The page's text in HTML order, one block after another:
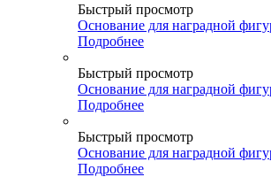
Быстрый просмотр
Основание для наградной
Подробнее
Быстрый просмотр
Основание для наградной
Подробнее
Быстрый просмотр
Основание для наградной
Подробнее